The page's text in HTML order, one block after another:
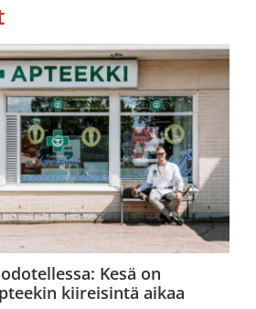
Kesä on
kiireisintä aikaa